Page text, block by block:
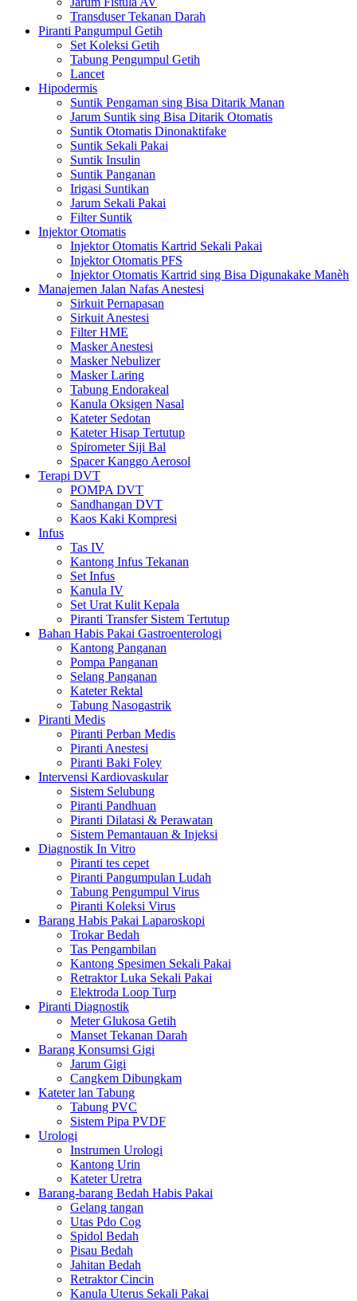
Transduser Tekanan Darah
Piranti Pangumpul Getih
Set Koleksi Getih
Tabung Pengumpul Getih
Lancet
Hipodermis
Suntik Pengaman sing Bisa Ditarik Manan
Jarum Suntik sing Bisa Ditarik Otomatis
Suntik Otomatis Dinonaktifake
Suntik Sekali Pakai
Suntik Insulin
Suntik Panganan
Irigasi Suntikan
Jarum Sekali Pakai
Filter Suntik
Injektor Otomatis
Injektor Otomatis Kartrid Sekali Pakai
Injektor Otomatis PFS
Injektor Otomatis Kartrid sing Bisa Digunakake Manèh
Manajemen Jalan Nafas Anestesi
Sirkuit Pernapasan
Sirkuit Anestesi
Filter HME
Masker Anestesi
Masker Nebulizer
Masker Laring
Tabung Endorakeal
Kanula Oksigen Nasal
Kateter Sedotan
Kateter Hisap Tertutup
Spirometer Siji Bal
Spacer Kanggo Aerosol
Terapi DVT
POMPA DVT
Sandhangan DVT
Kaos Kaki Kompresi
Infus
Tas IV
Kantong Infus Tekanan
Set Infus
Kanula IV
Set Urat Kulit Kepala
Piranti Transfer Sistem Tertutup
Bahan Habis Pakai Gastroenterologi
Kantong Panganan
Pompa Panganan
Selang Panganan
Kateter Rektal
Tabung Nasogastrik
Piranti Medis
Piranti Perban Medis
Piranti Anestesi
Piranti Baki Foley
Intervensi Kardiovaskular
Sistem Selubung
Piranti Pandhuan
Piranti Dilatasi & Perawatan
Sistem Pemantauan & Injeksi
Diagnostik In Vitro
Piranti tes cepet
Piranti Pangumpulan Ludah
Tabung Pengumpul Virus
Piranti Koleksi Virus
Barang Habis Pakai Laparoskopi
Trokar Bedah
Tas Pengambilan
Kantong Spesimen Sekali Pakai
Retraktor Luka Sekali Pakai
Elektroda Loop Turp
Piranti Diagnostik
Meter Glukosa Getih
Manset Tekanan Darah
Barang Konsumsi Gigi
Jarum Gigi
Cangkem Dibungkam
Kateter lan Tabung
Tabung PVC
Sistem Pipa PVDF
Urologi
Instrumen Urologi
Kantong Urin
Kateter Uretra
Barang-barang Bedah Habis Pakai
Gelang tangan
Utas Pdo Cog
Spidol Bedah
Pisau Bedah
Jahitan Bedah
Retraktor Cincin
Kanula Uterus Sekali Pakai